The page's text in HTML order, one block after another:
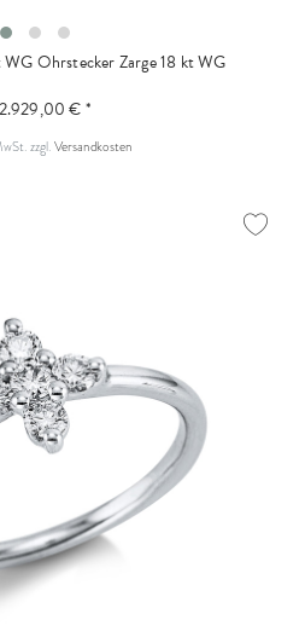
WGOhrstecker Zarge 18 kt WG
€ *
zzgl.Versandkosten